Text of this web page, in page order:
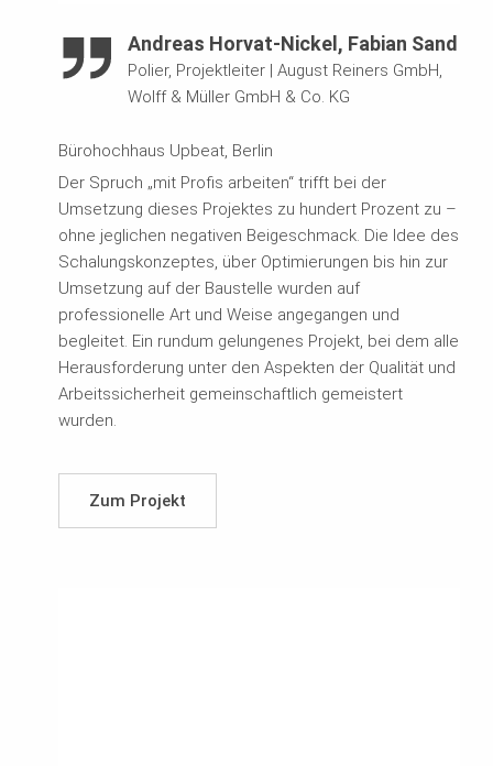
Andreas Horvat-Nickel, Fabian Sand
Polier, Projektleiter | August Reiners GmbH,
Wolff & Müller GmbH & Co. KG
Bürohochhaus Upbeat, Berlin
Der Spruch „mit Profis arbeiten“ trifft bei der
Umsetzung dieses Projektes zu hundert Prozent zu –
ohne jeglichen negativen Beigeschmack. Die Idee des
Schalungskonzeptes, über Optimierungen bis hin zur
Umsetzung auf der Baustelle wurden auf
professionelle Art und Weise angegangen und
begleitet. Ein rundum gelungenes Projekt, bei dem alle
Herausforderung unter den Aspekten der Qualität und
Arbeitssicherheit gemeinschaftlich gemeistert
wurden.
Zum Projekt